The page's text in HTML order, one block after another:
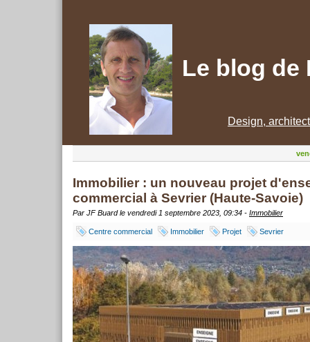
Le blog de
Design,
Immobilier : un nouveau projet
commercial à Sevrier (Haute-Savoie)
Par JF Buard le vendredi 1 septembre 2023, 09:34 - Immobilier
Centre commercial Immobilier Projet Sevrier